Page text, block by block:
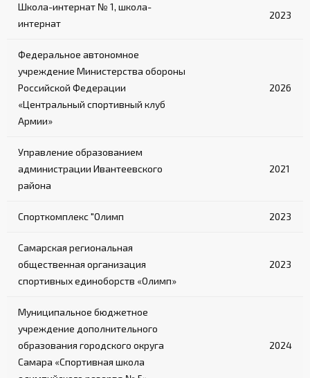
Школа-интернат № 1, школа-
интернат
2023
Федеральное автономное
учреждение Министерства обороны
Российской Федерации
«Центральный спортивный клуб
Армии»
2026
Управление образованием
администрации Ивантеевского
района
2021
Спорткомплекс "Олимп 2023
Самарская региональная
общественная организация
спортивных единоборств «Олимп»
2023
Муниципальное бюджетное
учреждение дополнительного
образования городского округа
Самара «Спортивная школа
2024